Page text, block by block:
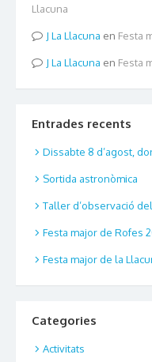
Llacuna
La Llacuna en Festa
La Llacuna en Festa
Entrades recents
Dissabte 8 d’agost,
Sortida astronòmica
Taller d’observació
Festa major de Rofes
Festa major de la
Categories
Activitats